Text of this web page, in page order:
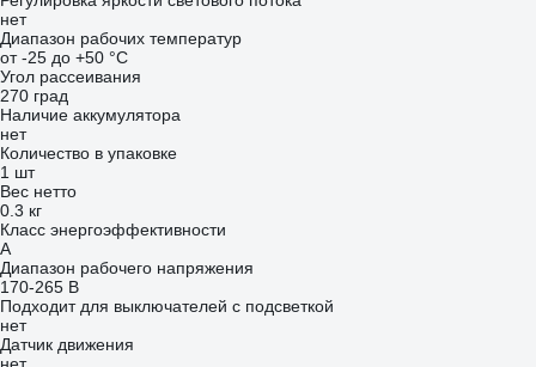
нет
Диапазон рабочих температур
от -25 до +50 °С
Угол рассеивания
270 град
Наличие аккумулятора
нет
Количество в упаковке
1 шт
Вес нетто
0.3 кг
Класс энергоэффективности
A
Диапазон рабочего напряжения
170-265 В
Подходит для выключателей с подсветкой
нет
Датчик движения